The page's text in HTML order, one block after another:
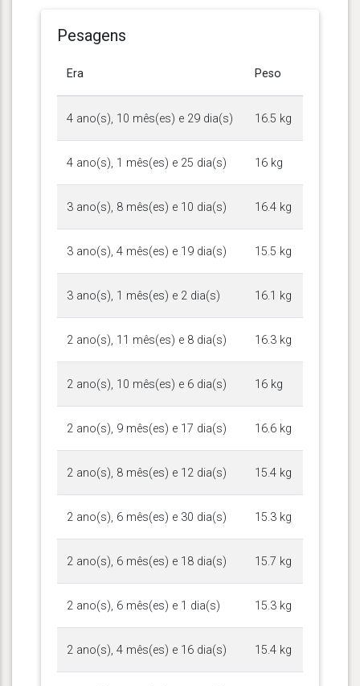
Pesagens
Era Peso
4 ano(s), 10 mês(es) e 29 dia(s) 16.5 kg
4 ano(s), 1 mês(es) e 25 dia(s) 16 kg
3 ano(s), 8 mês(es) e 10 dia(s) 16.4 kg
3 ano(s), 4 mês(es) e 19 dia(s) 15.5 kg
3 ano(s), 1 mês(es) e 2 dia(s) 16.1 kg
2 ano(s), 11 mês(es) e 8 dia(s) 16.3 kg
2 ano(s), 10 mês(es) e 6 dia(s) 16 kg
2 ano(s), 9 mês(es) e 17 dia(s) 16.6 kg
2 ano(s), 8 mês(es) e 12 dia(s) 15.4 kg
2 ano(s), 6 mês(es) e 30 dia(s) 15.3 kg
2 ano(s), 6 mês(es) e 18 dia(s) 15.7 kg
2 ano(s), 6 mês(es) e 1 dia(s) 15.3 kg
2 ano(s), 4 mês(es) e 16 dia(s) 15.4 kg